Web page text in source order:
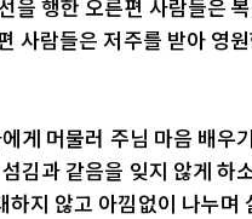
을 행한 오른편 사람들은
사람들은 저주를 받아 영
게 머물러 주님 마음 배우
김과 같음을 잊지 않게 하
하지 않고 아낌없이 나누며